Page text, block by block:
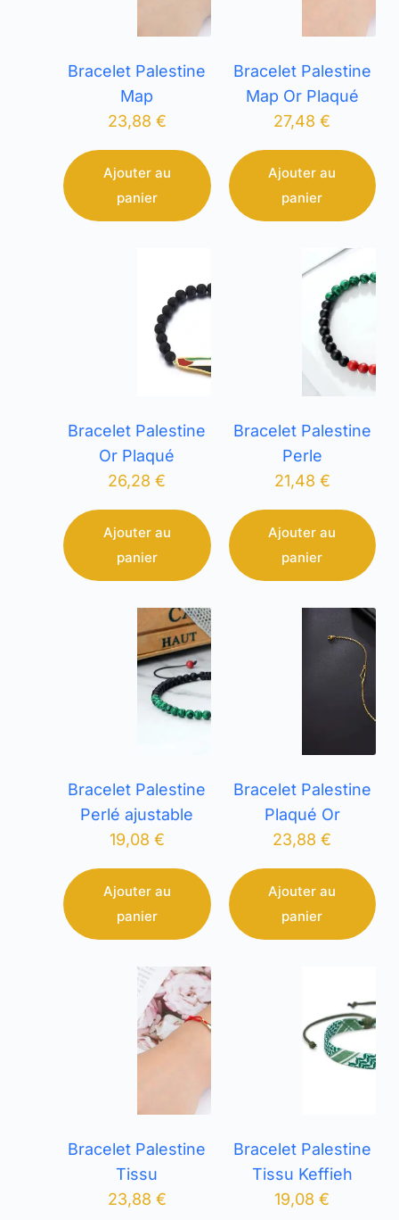
Bracelet Palestine
Map
23,88 €
Ajouter au
panier
Bracelet Palestine
Map Or Plaqué
27,48€
Ajouter au
panier
Bracelet Palestine
Or Plaqué
26,28€
Ajouter au
panier
Bracelet Palestine
Perle
21,48 €
Ajouter au
panier
Bracelet Palestine
Perlé ajustable
19,08 €
Ajouter au
panier
Bracelet Palestine
Plaqué Or
23,88€
Ajouter au
panier
Bracelet Palestine
Tissu
23,88 €
Bracelet Palestine
Tissu Keffieh
19,08€